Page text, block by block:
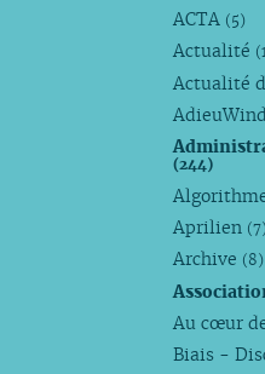
ACTA (5)
Actualité
Actualité
(244)
Aprilien (7)
Archive (8)
Au cœur
Biais -